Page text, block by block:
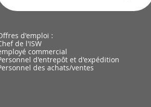
d'emploi :
de l'ISW
commercial
d'entrepôt et d'expédition
des achats/ventes